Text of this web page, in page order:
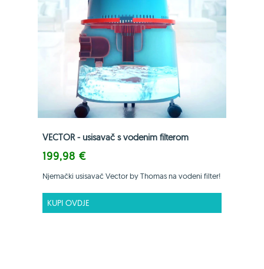
VECTOR - usisavač s vodenim filterom
199,98 €
Njemački usisavač Vector by Thomas na vodeni filter!
KUPI OVDJE